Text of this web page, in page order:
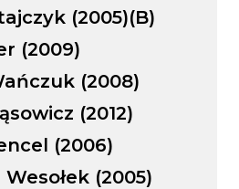
(2005)(B)
(2009)
(2008)
(2012)
(2006)
(2005)